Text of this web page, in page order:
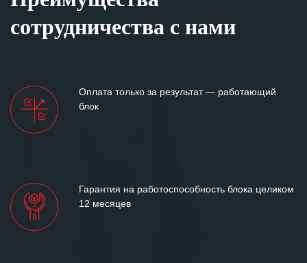
сотрудничества с нами
Оплата только за результат — работающий
блок
Гарантия на работоспособность блока целиком
12 месяцев